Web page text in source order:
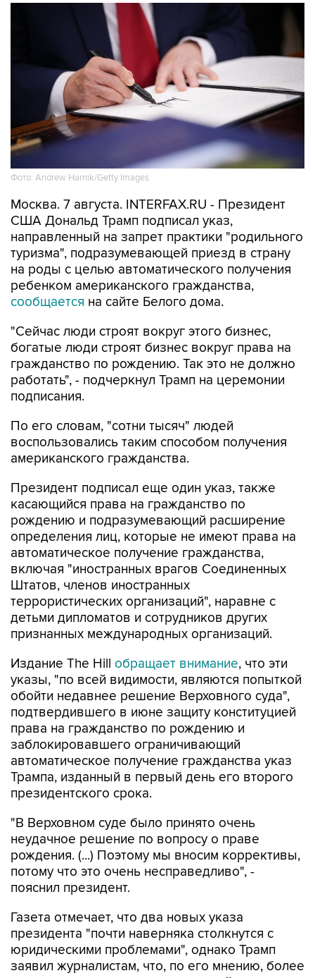
Фото: Andrew Harnik/Getty Images
Москва. 7 августа. INTERFAX.RU - Президент
направленный на запрет практики "родильного
туризма", подразумевающей приезд в страну
на роды с целью автоматического получения
ребенком американского гражданства,
сообщаетсяна сайте Белого дома.
"Сейчас люди строят вокруг этого бизнес,
гражданство по рождению. Так это не должно
работать", - подчеркнул Трамп на церемонии
подписания.
По его словам, "сотни тысяч" людей
американского гражданства.
Президент подписал еще один указ, также
рождению и подразумевающий расширение
определения лиц, которые не имеют права на
автоматическое получение гражданства,
включая "иностранных врагов Соединенных
Штатов, членов иностранных
террористических организаций", наравне с
детьми дипломатов и сотрудников других
признанных международных организаций.
Издание The Hillобращает внимание, что эти
обойти недавнее решение Верховного суда",
подтвердившего в июне защиту конституцией
права на гражданство по рождению и
заблокировавшего ограничивающий
автоматическое получение гражданства указ
Трампа, изданный в первый день его второго
президентского срока.
"В Верховном суде было принято очень
рождения. (...) Поэтому мы вносим коррективы,
потому что это очень несправедливо", -
пояснил президент.
Газета отмечает, что два новых указа
юридическими проблемами", однако Трамп
заявил журналистам, что, по его мнению, более
узкие ограничения на этот раз пройдут
проверку на конституционность.